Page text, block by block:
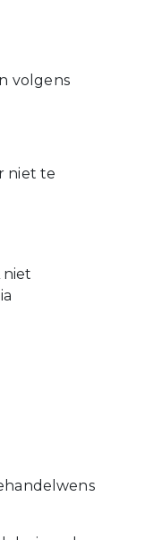
volgens
niet te
niet